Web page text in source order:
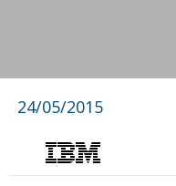
24/05/2015